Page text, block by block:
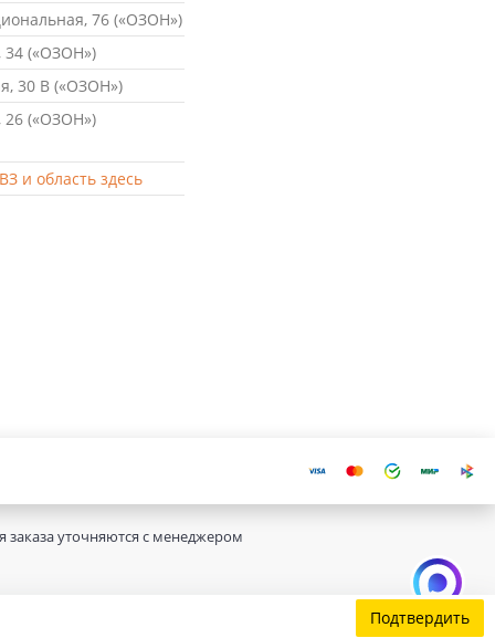
76 («ОЗОН»)
(«ОЗОН»)
30 В («ОЗОН»)
(«ОЗОН»)
и область здесь
Подтвердить
заказа уточняются с менеджером